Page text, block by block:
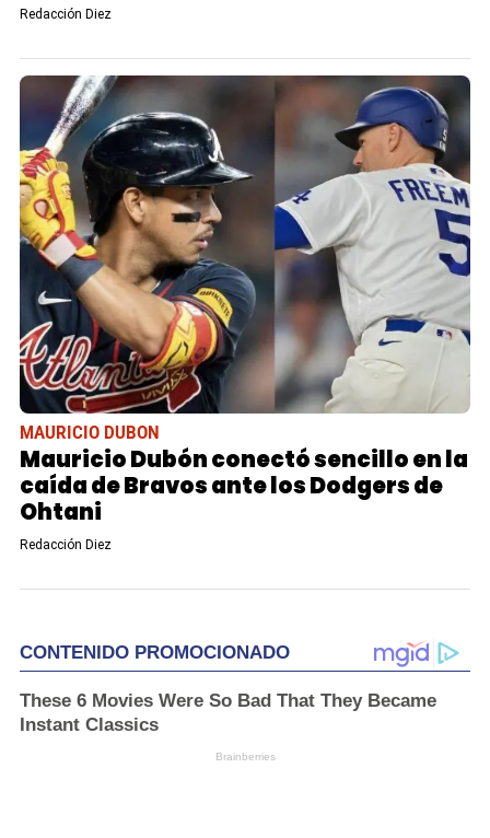
Redacción Diez
MAURICIO DUBON
Mauricio Dubón conectó sencillo en la
caída de Bravos ante los Dodgers de
Ohtani
Redacción Diez